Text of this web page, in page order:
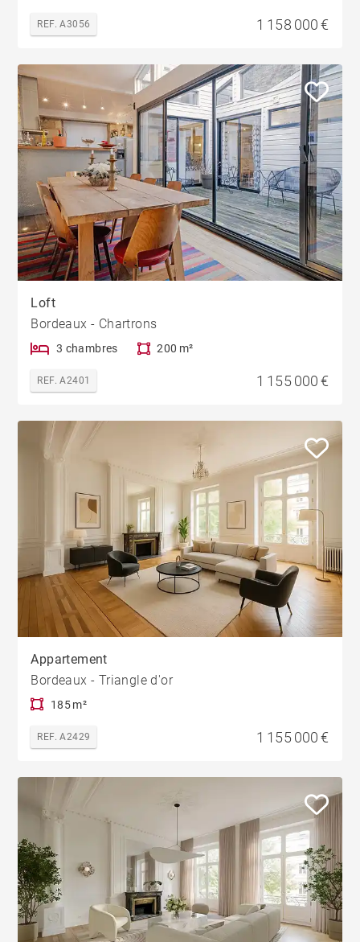
REF. A3056 1 158 000 €
Loft
Bordeaux - Chartrons
3 chambres 200 m²
REF. A2401 1 155 000 €
Appartement
Bordeaux - Triangle d'or
185 m²
REF. A2429 1 155 000 €